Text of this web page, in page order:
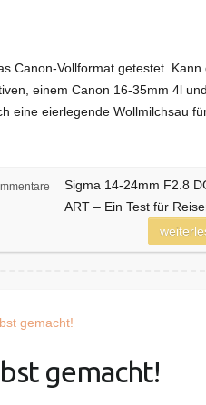
Canon-Vollformat getestet. Kann
einem Canon 16-35mm 4l und
eine eierlegende Wollmilchsau
Sigma 14-24mm F2.8
ART – Ein Test für
gemacht!